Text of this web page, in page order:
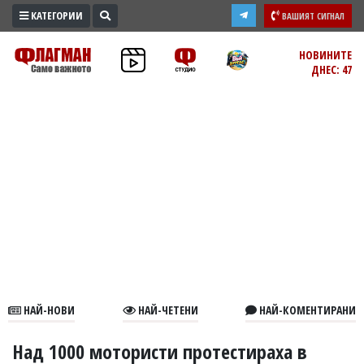
ПРОМО
ЗОНА
В
КАТЕГОРИИ ВАШИЯТ СИГНАЛ
НОВИНИТЕ
ДНЕС: 47
НАЙ-НОВИ НАЙ-ЧЕТЕНИ НАЙ-КОМЕНТИРАНИ
Над 1000 мотористи протестираха в